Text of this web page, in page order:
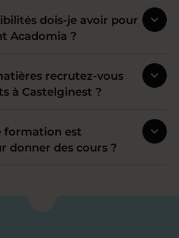
dois-je avoir pour
Acadomia ?
recrutez-vous
des enseignants à Castelginest ?
formation est
donner des cours ?